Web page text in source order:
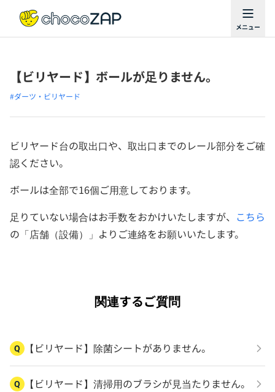
【ビリヤード】ボールが足りません。
#ダーツ・ビリヤード
ビリヤード台の取出口や、取出口までのレール部分をご確
認ください。
ボールは全部で16個ご用意しております。
足りていない場合はお手数をおかけいたしますが、 こちら
の「店舗（設備）」よりご連絡をお願いいたします。
関連するご質問
Q 【ビリヤード】除菌シートがありません。
Q 【ビリヤード】清掃用のブラシが見当たりません。